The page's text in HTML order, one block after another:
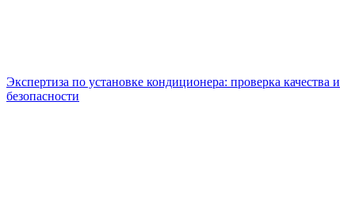
Экспертиза по установке кондиционера: проверка качества и
безопасности